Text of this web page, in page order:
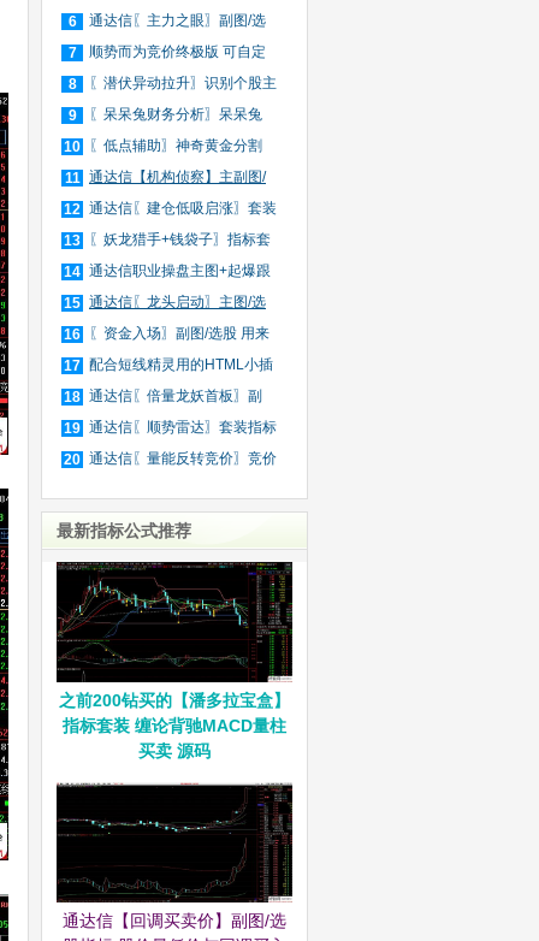
选
6
通达信〖主力之眼〗副图/选
股
7
顺势而为竞价终极版 可自定
义
8
〖潜伏异动拉升〗识别个股主
力
9
〖呆呆兔财务分析〗呆呆兔
F10
10
〖低点辅助〗神奇黄金分割
+趋
11 通达信【机构侦察】主副图/
选
12 通达信〖建仓低吸启涨〗套装
指
13
〖妖龙猎手+钱袋子〗指标套
装
14 通达信职业操盘主图+起爆跟
庄
15 通达信〖龙头启动〗主图/选
股
16
〖资金入场〗副图/选股 用来
抓
17 配合短线精灵用的HTML小插
件
18 通达信〖倍量龙妖首板〗副
图/
19 通达信〖顺势雷达〗套装指标
20 通达信〖量能反转竞价〗竞价
最新指标公式推荐
之前200钻买的【潘多拉宝盒】
指标套装 缠论背驰MACD量柱
买卖 源码
通达信【回调买卖价】副图/选